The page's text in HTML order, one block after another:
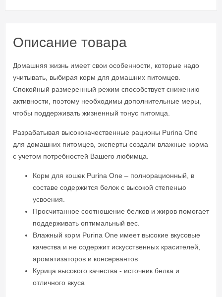
Описание товара
Домашняя жизнь имеет свои особенности, которые надо
учитывать, выбирая корм для домашних питомцев.
Спокойный размеренный режим способствует снижению
активности, поэтому необходимы дополнительные меры,
чтобы поддерживать жизненный тонус питомца.
Разрабатывая высококачественные рационы Purina One
для домашних питомцев, эксперты создали влажные корма
с учетом потребностей Вашего любимца.
Корм для кошек Purina One – полнорационный, в
составе содержится белок с высокой степенью
усвоения.
Просчитанное соотношение белков и жиров помогает
поддерживать оптимальный вес.
Влажный корм Purina One имеет высокие вкусовые
качества и не содержит искусственных красителей,
ароматизаторов и консервантов
Курица высокого качества - источник белка и
отличного вкуса